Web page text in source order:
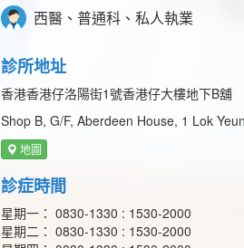
西醫、普通科、私人執業
診所地址
香港香港仔洛陽街1號香港仔大樓地下B舖
Shop B, G/F, Aberdeen House, 1 Lok
地圖
診症時間
星期一： 0830-1330 : 1530-2000
星期二： 0830-1330 : 1530-2000